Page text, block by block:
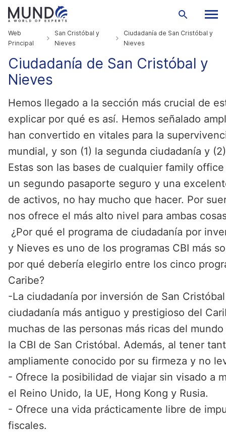
Web
Principal
San Cristóbal y
Nieves
Ciudadanía de San Cristóbal y
Nieves
Ciudadanía de San Cristóbal y
Nieves
Hemos llegado a la sección más crucial de
explicar por qué es así. Hemos señalado
han convertido en vitales para la
mundial, y son (1) la segunda ciudadanía y
Estas son las bases de cualquier family
un segundo pasaporte seguro y una
de activos, no hay mucho que hacer. Por
nos ofrece el más alto nivel para ambas
¿Por qué el programa de ciudadanía por
y Nieves es uno de los programas CBI más
por qué debería elegirlo entre los cinco
Caribe?
-La ciudadanía por inversión de San
ciudadanía más antiguo y prestigioso del
muchas de las personas más ricas del
la CBI de San Cristóbal. Además, al tener
ampliamente conocido por su firmeza y no
- Ofrece la posibilidad de viajar sin visado a
el Reino Unido, la UE, Hong Kong y Rusia.
- Ofrece una vida prácticamente libre de
fiscales.